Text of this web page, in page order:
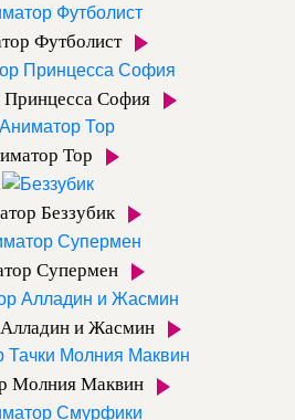
Футболист
София
Тор
Беззубик
Супермен
и Жасмин
Молния Маквин